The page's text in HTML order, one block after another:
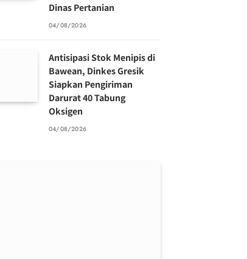
Dinas Pertanian
04/08/2026
Antisipasi Stok Menipis di
Bawean, Dinkes Gresik
Siapkan Pengiriman
Darurat 40 Tabung
Oksigen
04/08/2026